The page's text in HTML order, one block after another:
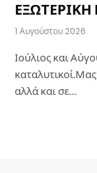
1 Αυγούστου 2026
Ιούλιος και
αλλά και σε…